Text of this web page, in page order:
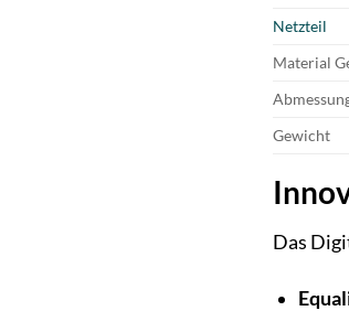
Netzteil
Material
Gewicht
Das